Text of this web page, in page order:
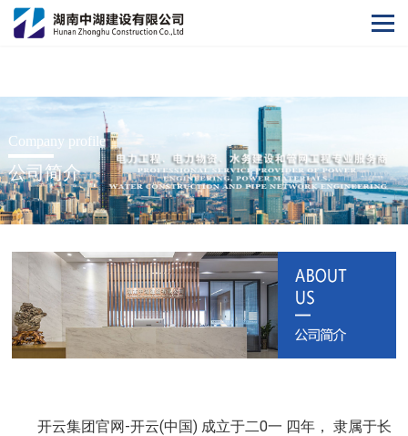
开云集团官网
Company profile
公司简介
开云集团官网-开云(中国) 成立于二0一 四年， 隶属于长